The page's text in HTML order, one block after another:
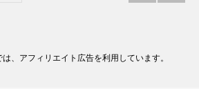
、アフィリエイト広告を利用しています。